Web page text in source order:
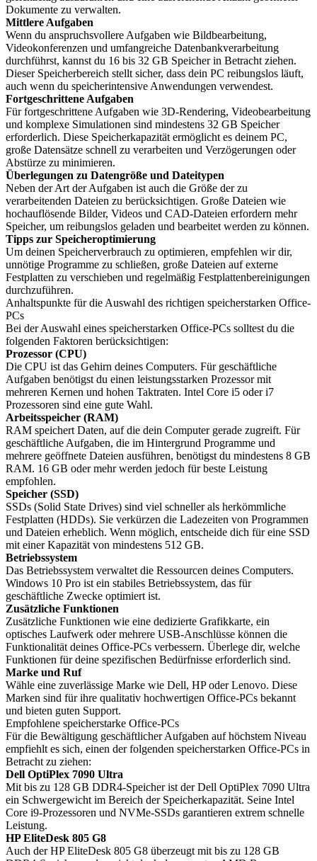
Dokumente zu verwalten.
Mittlere Aufgaben
Wenn du anspruchsvollere Aufgaben wie Bildbearbeitung,
Videokonferenzen und umfangreiche Datenbankverarbeitung
durchführst, kannst du 16 bis 32 GB Speicher in Betracht ziehen.
Dieser Speicherbereich stellt sicher, dass dein PC reibungslos läuft,
auch wenn du speicherintensive Anwendungen verwendest.
Fortgeschrittene Aufgaben
Für fortgeschrittene Aufgaben wie 3D-Rendering, Videobearbeitung
und komplexe Simulationen sind mindestens 32 GB Speicher
erforderlich. Diese Speicherkapazität ermöglicht es deinem PC,
große Datensätze schnell zu verarbeiten und Verzögerungen oder
Abstürze zu minimieren.
Überlegungen zu Datengröße und Dateitypen
Neben der Art der Aufgaben ist auch die Größe der zu
verarbeitenden Dateien zu berücksichtigen. Große Dateien wie
hochauflösende Bilder, Videos und CAD-Dateien erfordern mehr
Speicher, um reibungslos geladen und bearbeitet werden zu können.
Tipps zur Speicheroptimierung
Um deinen Speicherverbrauch zu optimieren, empfehlen wir dir,
unnötige Programme zu schließen, große Dateien auf externe
Festplatten zu verschieben und regelmäßig Festplattenbereinigungen
durchzuführen.
Anhaltspunkte für die Auswahl des richtigen speicherstarken Office-
PCs
Bei der Auswahl eines speicherstarken Office-PCs solltest du die
folgenden Faktoren berücksichtigen:
Prozessor (CPU)
Die CPU ist das Gehirn deines Computers. Für geschäftliche
Aufgaben benötigst du einen leistungsstarken Prozessor mit
mehreren Kernen und hohen Taktraten. Intel Core i5 oder i7
Prozessoren sind eine gute Wahl.
Arbeitsspeicher (RAM)
RAM speichert Daten, auf die dein Computer gerade zugreift. Für
geschäftliche Aufgaben, die im Hintergrund Programme und
mehrere geöffnete Dateien ausführen, benötigst du mindestens 8 GB
RAM. 16 GB oder mehr werden jedoch für beste Leistung
empfohlen.
Speicher (SSD)
SSDs (Solid State Drives) sind viel schneller als herkömmliche
Festplatten (HDDs). Sie verkürzen die Ladezeiten von Programmen
und Dateien erheblich. Wenn möglich, entscheide dich für eine SSD
mit einer Kapazität von mindestens 512 GB.
Betriebssystem
Das Betriebssystem verwaltet die Ressourcen deines Computers.
Windows 10 Pro ist ein stabiles Betriebssystem, das für
geschäftliche Zwecke optimiert ist.
Zusätzliche Funktionen
Zusätzliche Funktionen wie eine dedizierte Grafikkarte, ein
optisches Laufwerk oder mehrere USB-Anschlüsse können die
Funktionalität deines Office-PCs verbessern. Überlege dir, welche
Funktionen für deine spezifischen Bedürfnisse erforderlich sind.
Marke und Ruf
Wähle eine zuverlässige Marke wie Dell, HP oder Lenovo. Diese
Marken sind für ihre qualitativ hochwertigen Office-PCs bekannt
und bieten guten Support.
Empfohlene speicherstarke Office-PCs
Für die Bewältigung geschäftlicher Aufgaben auf höchstem Niveau
empfiehlt es sich, einen der folgenden speicherstarken Office-PCs in
Betracht zu ziehen:
Dell OptiPlex 7090 Ultra
Mit bis zu 128 GB DDR4-Speicher ist der Dell OptiPlex 7090 Ultra
ein Schwergewicht im Bereich der Speicherkapazität. Seine Intel
Core i9-Prozessoren und NVMe-SSDs garantieren extrem schnelle
Leistung.
HP EliteDesk 805 G8
Auch der HP EliteDesk 805 G8 überzeugt mit bis zu 128 GB